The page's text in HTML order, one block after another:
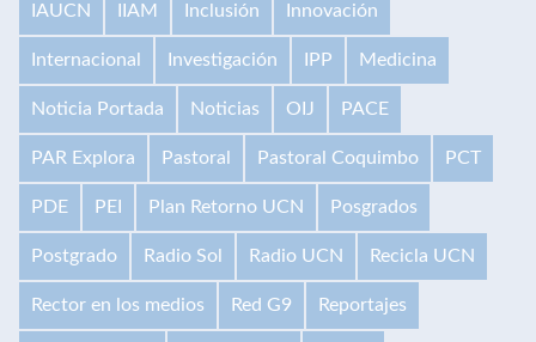
IAUCN IIAM Inclusión Innovación
Internacional Investigación IPP Medicina
Noticia Portada Noticias OIJ PACE
PAR Explora Pastoral Pastoral Coquimbo PCT
PDE PEI Plan Retorno UCN Posgrados
Postgrado Radio Sol Radio UCN Recicla UCN
Rector en los medios Red G9 Reportajes